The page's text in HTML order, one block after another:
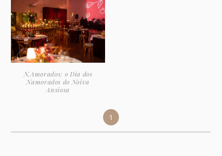
N.Amorados: o Dia dos
Namorados do Noiva
Ansiosa
1